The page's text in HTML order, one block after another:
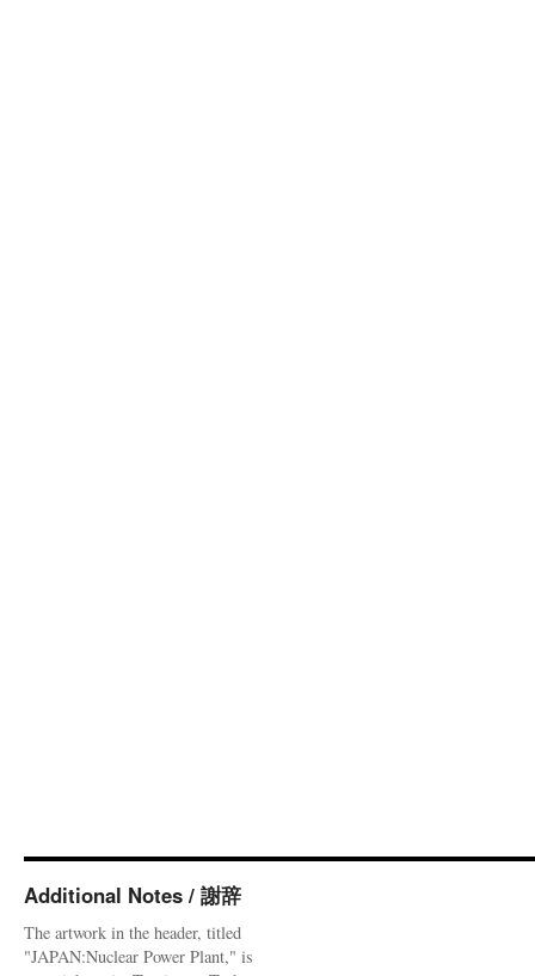
Additional Notes / 謝辞
The artwork in the header, titled
"JAPAN:Nuclear Power Plant," is